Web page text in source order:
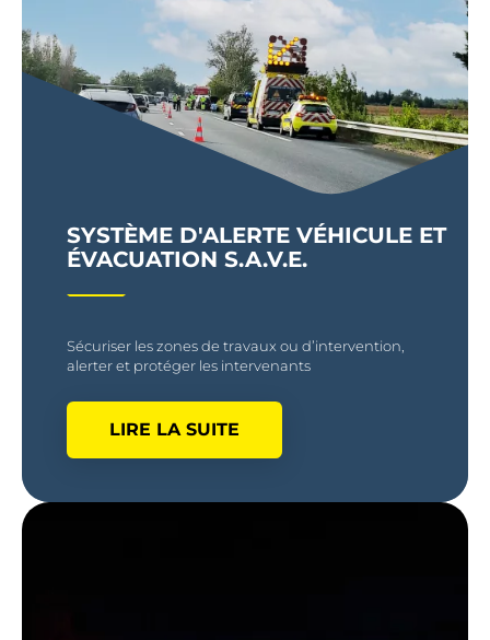
SYSTÈME D'ALERTE VÉHICULE ET
ÉVACUATION S.A.V.E.
Sécuriser les zones de travaux ou d’intervention,
alerter et protéger les intervenants
LIRE LA SUITE